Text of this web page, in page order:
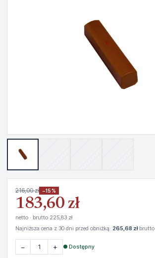
216,00 zł −15%
183,60 zł
netto · brutto 225,83 zł
Najniższa cena z 30 dni przed obniżką: 265,68 złbrutto
− + ● Dostępny